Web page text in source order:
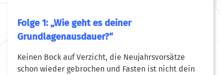
Folge 1: „Wie geht es deiner
Grundlagenausdauer?“
Keinen Bock auf Verzicht, die Neujahrsvorsätze
schon wieder gebrochen und Fasten ist nicht dein